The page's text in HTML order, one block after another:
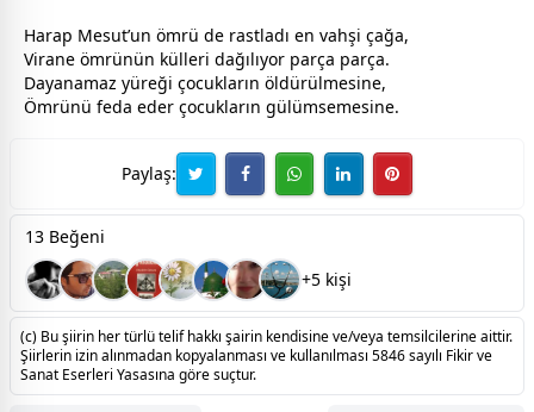
Harap Mesut’un ömrü de rastladı en vahşi çağa,
Virane ömrünün külleri dağılıyor parça parça.
Dayanamaz yüreği çocukların öldürülmesine,
Ömrünü feda eder çocukların gülümsemesine.
Paylaş:
13 Beğeni
+5 kişi
(c) Bu şiirin her türlü telif hakkı şairin kendisine ve/veya temsilcilerine aittir.
Şiirlerin izin alınmadan kopyalanması ve kullanılması 5846 sayılı Fikir ve
Sanat Eserleri Yasasına göre suçtur.